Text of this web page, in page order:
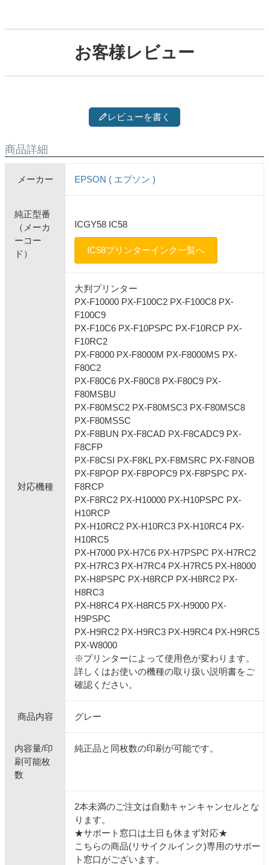
お客様レビュー
レビューを書く
商品詳細
メーカー EPSON ( エプソン )
純正型番
（メーカ
ーコー
ド）
ICGY58 IC58
IC58プリンターインク一覧へ
対応機種
大判プリンター
PX-F10000 PX-F100C2 PX-F100C8 PX-
F100C9
PX-F10C6 PX-F10PSPC PX-F10RCP PX-
F10RC2
PX-F8000 PX-F8000M PX-F8000MS PX-
F80C2
PX-F80C6 PX-F80C8 PX-F80C9 PX-
F80MSBU
PX-F80MSC2 PX-F80MSC3 PX-F80MSC8
PX-F80MSSC
PX-F8BUN PX-F8CAD PX-F8CADC9 PX-
F8CFP
PX-F8CSI PX-F8KL PX-F8MSRC PX-F8NOB
PX-F8POP PX-F8POPC9 PX-F8PSPC PX-
F8RCP
PX-F8RC2 PX-H10000 PX-H10PSPC PX-
H10RCP
PX-H10RC2 PX-H10RC3 PX-H10RC4 PX-
H10RC5
PX-H7000 PX-H7C6 PX-H7PSPC PX-H7RC2
PX-H7RC3 PX-H7RC4 PX-H7RC5 PX-H8000
PX-H8PSPC PX-H8RCP PX-H8RC2 PX-
H8RC3
PX-H8RC4 PX-H8RC5 PX-H9000 PX-
H9PSPC
PX-H9RC2 PX-H9RC3 PX-H9RC4 PX-H9RC5
PX-W8000
※プリンターによって使用色が変わります。
詳しくはお使いの機種の取り扱い説明書をご
確認ください。
商品内容 グレー
内容量/印
刷可能枚
数
純正品と同枚数の印刷が可能です。
2本未満のご注文は自動キャンキャンセルとな
ります。
★サポート窓口は土日も休まず対応★
こちらの商品(リサイクルインク)専用のサポー
ト窓口がございます。